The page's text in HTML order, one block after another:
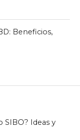
Beneficios,
SIBO? Ideas y